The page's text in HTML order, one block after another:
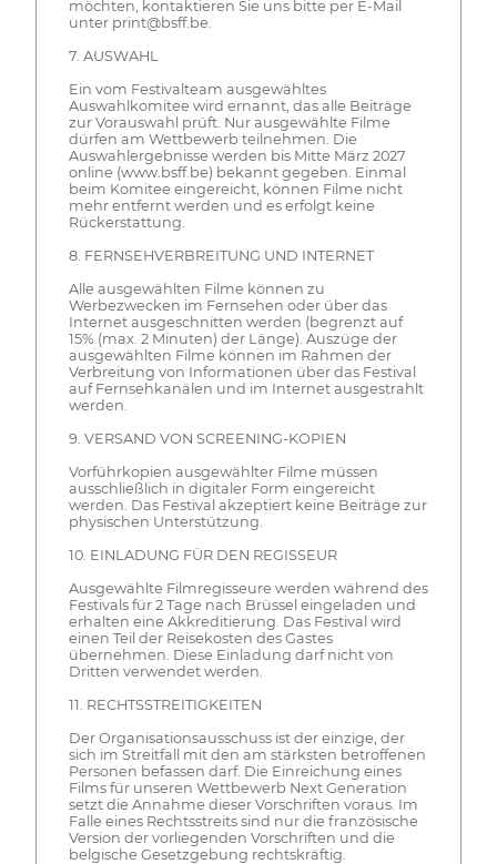
möchten, kontaktieren Sie uns bitte per E-Mail
unter print@bsff.be.
7. AUSWAHL
Ein vom Festivalteam ausgewähltes
Auswahlkomitee wird ernannt, das alle Beiträge
zur Vorauswahl prüft. Nur ausgewählte Filme
dürfen am Wettbewerb teilnehmen. Die
Auswahlergebnisse werden bis Mitte März 2027
online (www.bsff.be) bekannt gegeben. Einmal
beim Komitee eingereicht, können Filme nicht
mehr entfernt werden und es erfolgt keine
Rückerstattung.
8. FERNSEHVERBREITUNG UND INTERNET
Alle ausgewählten Filme können zu
Werbezwecken im Fernsehen oder über das
Internet ausgeschnitten werden (begrenzt auf
15% (max. 2 Minuten) der Länge). Auszüge der
ausgewählten Filme können im Rahmen der
Verbreitung von Informationen über das Festival
auf Fernsehkanälen und im Internet ausgestrahlt
werden.
9. VERSAND VON SCREENING-KOPIEN
Vorführkopien ausgewählter Filme müssen
ausschließlich in digitaler Form eingereicht
werden. Das Festival akzeptiert keine Beiträge zur
physischen Unterstützung.
10. EINLADUNG FÜR DEN REGISSEUR
Ausgewählte Filmregisseure werden während des
Festivals für 2 Tage nach Brüssel eingeladen und
erhalten eine Akkreditierung. Das Festival wird
einen Teil der Reisekosten des Gastes
übernehmen. Diese Einladung darf nicht von
Dritten verwendet werden.
11. RECHTSSTREITIGKEITEN
Der Organisationsausschuss ist der einzige, der
sich im Streitfall mit den am stärksten betroffenen
Personen befassen darf. Die Einreichung eines
Films für unseren Wettbewerb Next Generation
setzt die Annahme dieser Vorschriften voraus. Im
Falle eines Rechtsstreits sind nur die französische
Version der vorliegenden Vorschriften und die
belgische Gesetzgebung rechtskräftig.